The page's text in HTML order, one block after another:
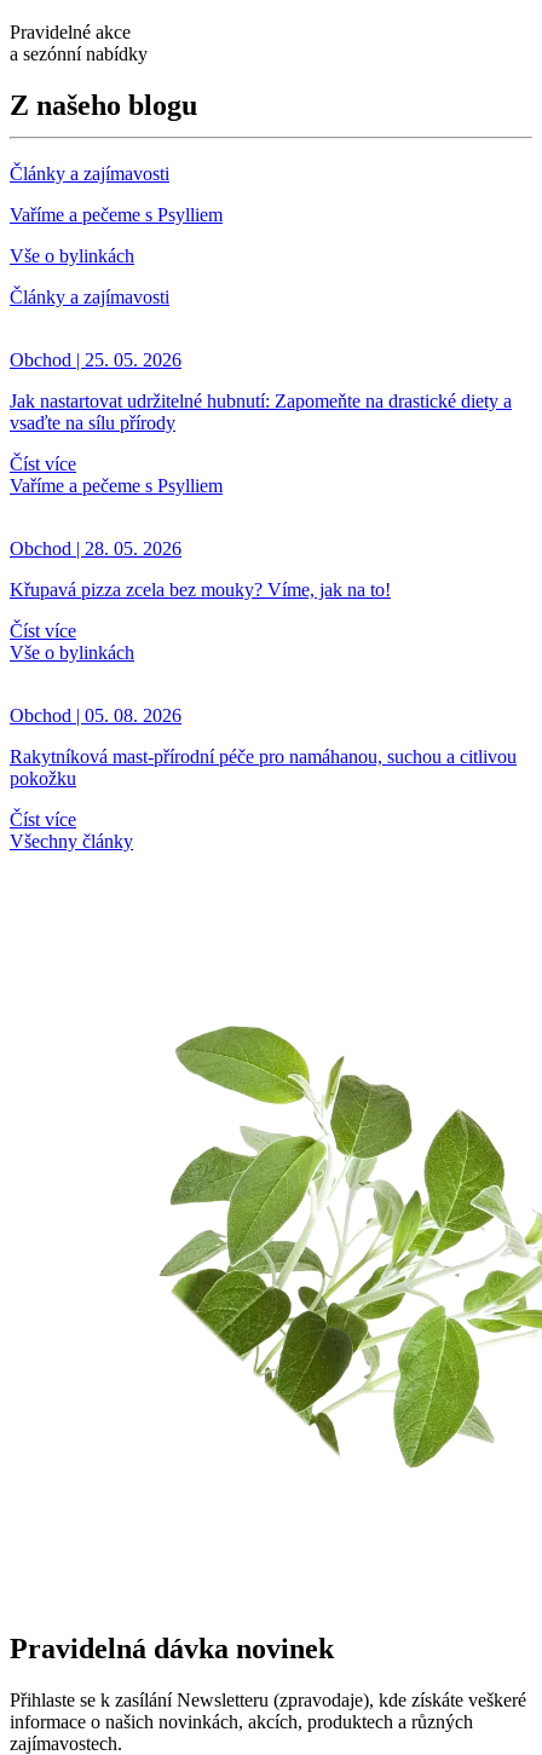
Pravidelné akce
a sezónní nabídky
Z našeho blogu
Články a zajímavosti
Vaříme a pečeme s Psylliem
Vše o bylinkách
Články a zajímavosti
Obchod | 25. 05. 2026
Jak nastartovat udržitelné hubnutí: Zapomeňte na drastické diety a
vsaďte na sílu přírody
Číst více
Vaříme a pečeme s Psylliem
Obchod | 28. 05. 2026
Křupavá pizza zcela bez mouky? Víme, jak na to!
Číst více
Vše o bylinkách
Obchod | 05. 08. 2026
Rakytníková mast-přírodní péče pro namáhanou, suchou a citlivou
pokožku
Číst více
Všechny články
Pravidelná dávka novinek
Přihlaste se k zasílání Newsletteru (zpravodaje), kde získáte veškeré
informace o našich novinkách, akcích, produktech a různých
zajímavostech.